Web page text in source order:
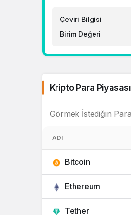
Çeviri Bilgisi
Birim Değeri
Kripto Para Piyasası
ADI
Bitcoin
Ethereum
Tether